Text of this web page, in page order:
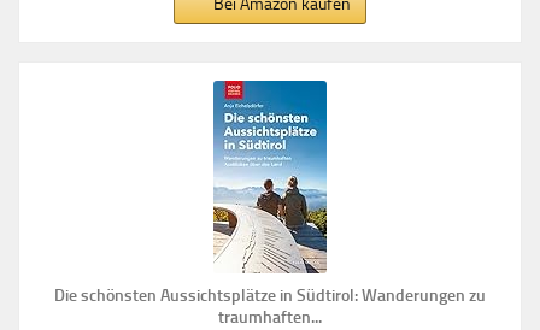
Bei Amazon kaufen
Die schönsten Aussichtsplätze in Südtirol: Wanderungen zu
traumhaften...